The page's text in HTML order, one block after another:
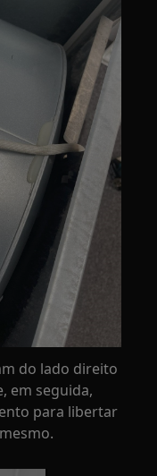
do lado direito
em seguida,
para libertar